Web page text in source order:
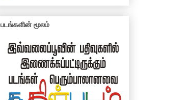
படங்களின் மூலம்